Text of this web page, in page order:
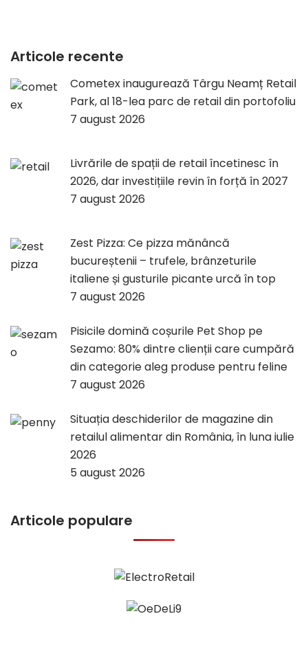
Articole recente
Cometex inaugurează Târgu Neamț Retail
Park, al 18-lea parc de retail din portofoliu
7 august 2026
Livrările de spații de retail încetinesc în
2026, dar investițiile revin în forță în 2027
7 august 2026
Zest Pizza: Ce pizza mănâncă
bucureștenii – trufele, brânzeturile
italiene și gusturile picante urcă în top
7 august 2026
Pisicile domină coșurile Pet Shop pe
Sezamo: 80% dintre clienții care cumpără
din categorie aleg produse pentru feline
7 august 2026
Situația deschiderilor de magazine din
retailul alimentar din România, în luna iulie
2026
5 august 2026
Articole populare